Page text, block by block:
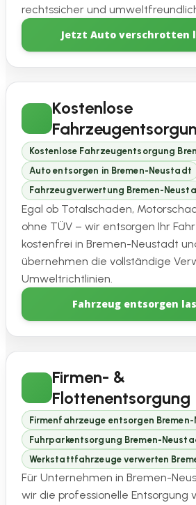
rechtssicher und
Jetzt Auto verschrotten
Kostenlose
Kostenlose Fahrzeugentsorgung
Auto entsorgen in Bremen-Neustadt
Fahrzeugverwertung Bremen-
Egal ob Totalschaden,
ohne TÜV – wir entsorgen Ihr
kostenfrei in Bremen-Neustadt
übernehmen die vollständige
Umweltrichtlinien.
Fahrzeug entsorgen
Firmen- &
Flottenentsorgung
Firmenfahrzeuge entsorgen
Fuhrparkentsorgung Bremen-
Werkstattfahrzeuge verwerten
Für Unternehmen in Bremen-
wir die professionelle Entsorgung